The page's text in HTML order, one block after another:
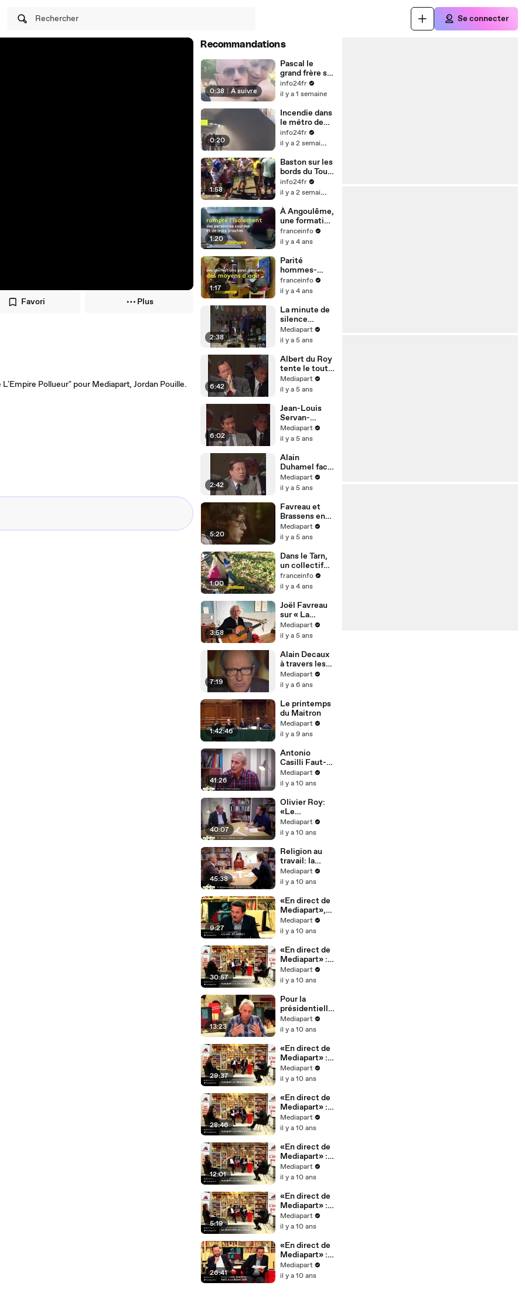
Rechercher Se connecter
Favori Plus
Pollueur" pour Mediapart, Jordan Pouille.
Recommandations
0:38 À suivre
Pascal le
grand frère se
fait étrangler
et s'énerve
#fêtes de
Sainte-Anne à
Rethel
(Ardennes)
info24fr
il y a 1 semaine
0:20
Incendie dans
le métro de
Barcelone sur
la L1 Station
Clot
info24fr
il y a 2 semaines
1:58
Baston sur les
bords du Tour
de France
info24fr
il y a 2 semaines
1:20
À Angoulême,
une formation
permet aux
sourds et
d'apprendre la
langue des
signes
franceinfo
il y a 4 ans
1:17
Parité
hommes-
femmes : le
train de
sa première
escale à
Nantes
franceinfo
il y a 4 ans
2:38
La minute de
silence
lepéniste
Mediapart
il y a 5 ans
6:42
Albert du Roy
tente le tout
pour le tout
Mediapart
il y a 5 ans
6:02
Jean-Louis
Servan-
Schreiber s'y
colle
Mediapart
il y a 5 ans
2:42
Alain
Duhamel face
à Jean-Marie
Le Pen
Mediapart
il y a 5 ans
5:20
Favreau et
Brassens en
1975
Mediapart
il y a 5 ans
1:00
Dans le Tarn,
un collectif
citoyen
organise des
nettoyage de
la rivière
Cérou
franceinfo
il y a 4 ans
3:58
Joël Favreau
sur « La
Princesse et
le croque-
Mediapart
il y a 5 ans
7:19
Alain Decaux
à travers les
âges
cathodiques
Mediapart
il y a 6 ans
1:42:46
Le printemps
du Maitron
Mediapart
il y a 9 ans
41:26
Antonio
Casilli Faut-il
brûler
Facebook ?
Mediapart
il y a 10 ans
40:07
Olivier Roy:
«Le
fondamentalis
me ne suffit
de la
violence»
Mediapart
il y a 10 ans
45:38
Religion au
travail: la
charte ou la
loi ?
Mediapart
il y a 10 ans
9:27
«En direct de
Mediapart»,
première
partie: retour
Mediapart
il y a 10 ans
30:57
«En direct de
Mediapart» :
Macron
l'ultralibéral ?
Mediapart
il y a 10 ans
13:23
Pour la
présidentielle
, «En direct de
Mediapart»
hebdomadaire
Mediapart
il y a 10 ans
29:37
«En direct de
Mediapart» :
Macron le
progressiste ?
Mediapart
il y a 10 ans
28:46
«En direct de
Mediapart» :
Macron
l'antisocial ?
Mediapart
il y a 10 ans
12:01
«En direct de
Mediapart» :
Macron le
pollueur ?
Mediapart
il y a 10 ans
5:19
«En direct de
Mediapart» :
Macron le
présidentialis
Mediapart
il y a 10 ans
26:41
«En direct de
Mediapart» :
Macron le
déloyal ?
Mediapart
il y a 10 ans